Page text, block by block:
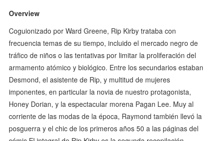
Overview
Coguionizado por Ward Greene, Rip Kirby trataba con
frecuencia temas de su tiempo, incluido el mercado negro de
tráfico de niños o las tentativas por limitar la proliferación del
armamento atómico y biológico. Entre los secundarios estaban
Desmond, el asistente de Rip, y multitud de mujeres
imponentes, en particular la novia de nuestro protagonista,
Honey Dorian, y la espectacular morena Pagan Lee. Muy al
corriente de las modas de la época, Raymond también llevó la
posguerra y el chic de los primeros años 50 a las páginas del